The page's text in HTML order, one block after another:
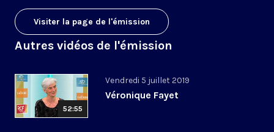
Visiter la page de l'émission
Autres vidéos de l'émission
52:55
Vendredi 5 juillet 2019
Véronique Fayet